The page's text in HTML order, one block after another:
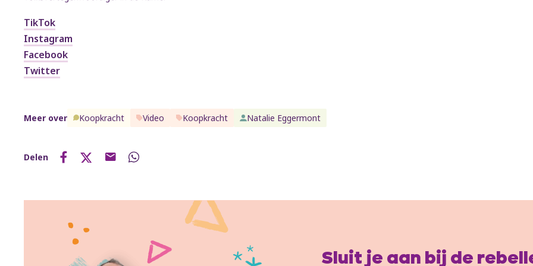
TikTok
Instagram
Facebook
Twitter
Meer over Koopkracht Video Koopkracht Natalie Eggermont
Delen
Sluit je aan bij de